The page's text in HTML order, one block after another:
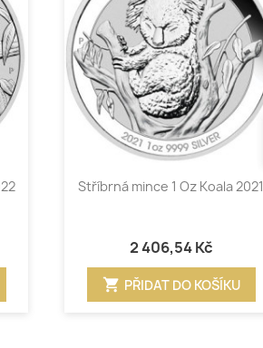
Rychlý náhled
Stříbrná mince 1 Oz Koala 2021
2 406,54 Kč
shopping_cart PŘIDAT DO KOŠÍKU